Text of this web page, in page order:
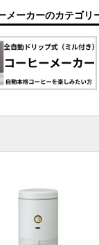
メーカーのカテゴリ